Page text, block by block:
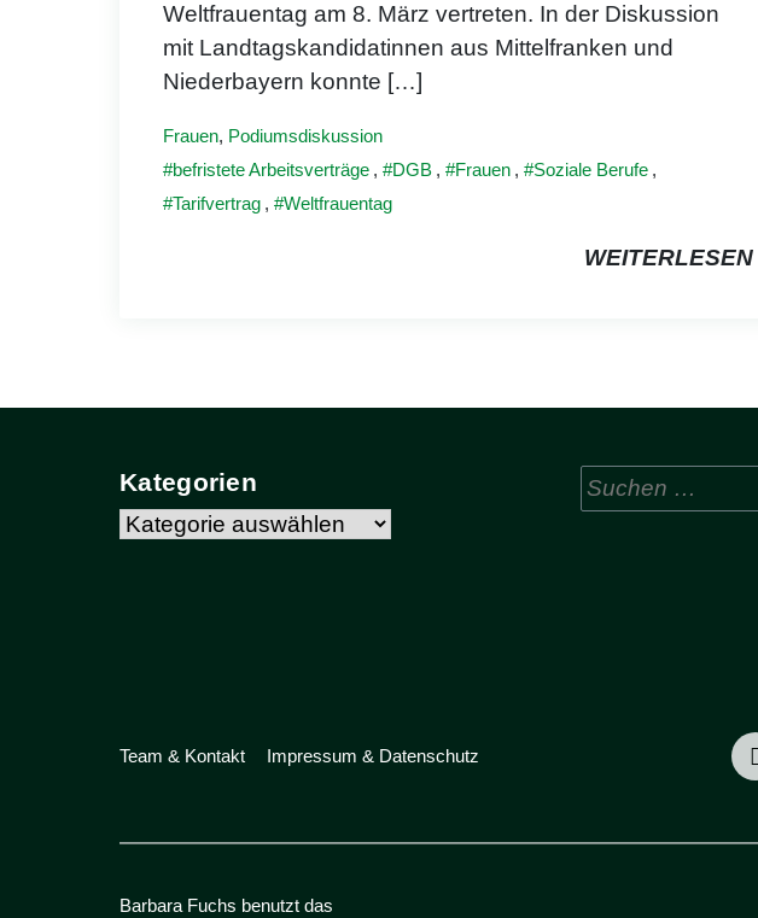
Weltfrauentag am 8. März vertreten. In der Diskussion
mit Landtagskandidatinnen aus Mittelfranken und
Niederbayern konnte […]
Frauen, Podiumsdiskussion
befristete Arbeitsverträge , DGB , Frauen , Soziale Berufe ,
Tarifvertrag , Weltfrauentag
WEITERLESEN
Kategorien
Kategorien
Suchen
nach:
Team & Kontakt Impressum & Datenschutz
Barbara Fuchs benutzt das